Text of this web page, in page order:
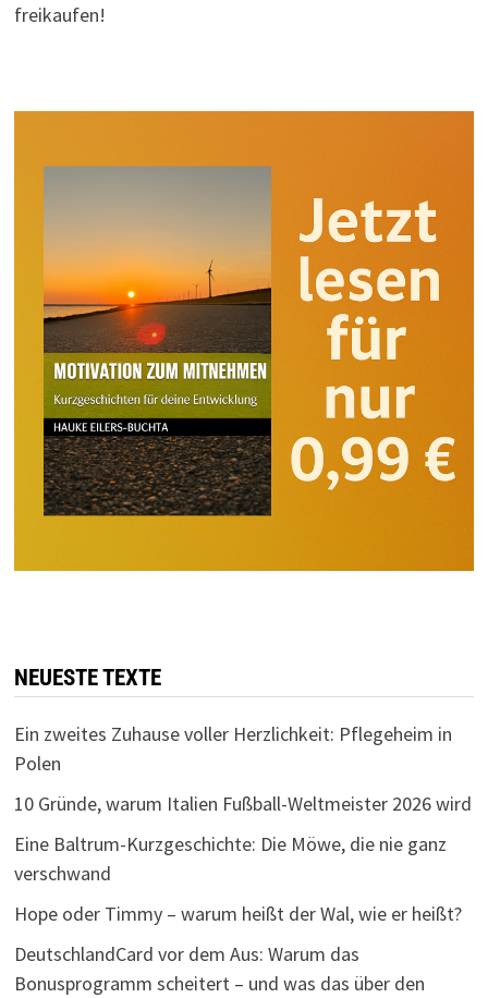
freikaufen!
NEUESTE TEXTE
Ein zweites Zuhause voller Herzlichkeit: Pflegeheim in
Polen
10 Gründe, warum Italien Fußball-Weltmeister 2026 wird
Eine Baltrum-Kurzgeschichte: Die Möwe, die nie ganz
verschwand
Hope oder Timmy – warum heißt der Wal, wie er heißt?
DeutschlandCard vor dem Aus: Warum das
Bonusprogramm scheitert – und was das über den